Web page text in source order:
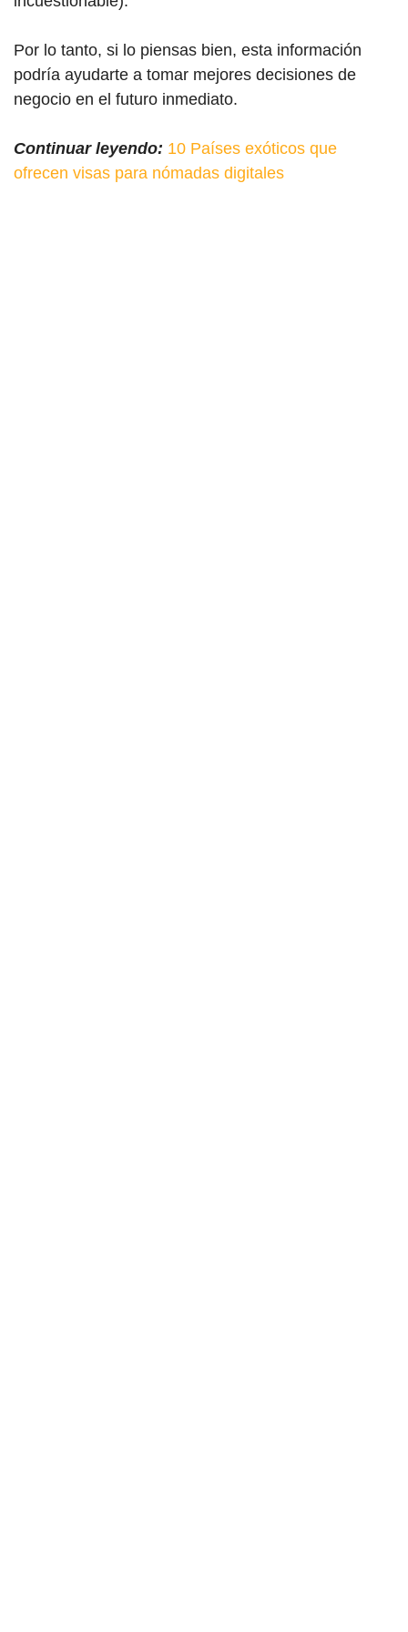
Por lo tanto, si lo piensas bien, esta información
podría ayudarte a tomar mejores decisiones de
negocio en el futuro inmediato.
Continuar leyendo: 10 Países exóticos que
ofrecen visas para nómadas digitales